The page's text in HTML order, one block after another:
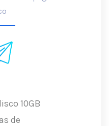
10GB
de